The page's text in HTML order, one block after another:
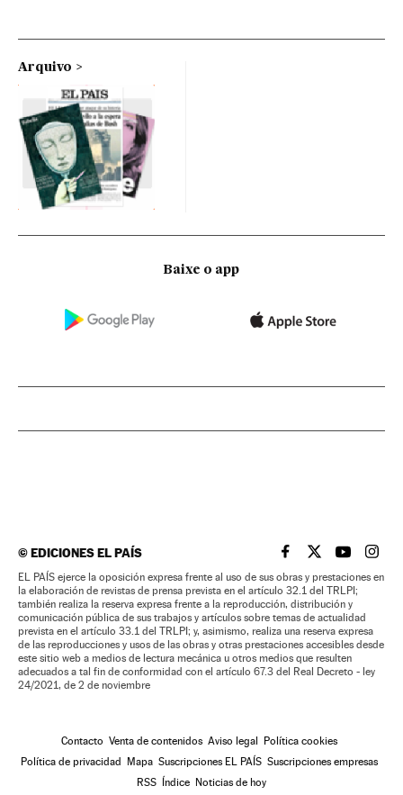
Arquivo
Baixe o app
©EDICIONES EL PAÍS EL PAÍS BRASIL EN
EL PAÍSEL PAÍS
EL
EL PAÍS ejerce la oposición expresa frente al uso de sus obras y prestaciones en
la elaboración de revistas de prensa prevista en el artículo 32.1 del TRLPI;
también realiza la reserva expresa frente a la reproducción, distribución y
comunicación pública de sus trabajos y artículos sobre temas de actualidad
prevista en el artículo 33.1 del TRLPI; y, asimismo, realiza una reserva expresa
de las reproducciones y usos de las obras y otras prestaciones accesibles desde
este sitio web a medios de lectura mecánica u otros medios que resulten
adecuados a tal fin de conformidad con el artículo 67.3 del Real Decreto - ley
24/2021, de 2 de noviembre
Contacto Venta de contenidos Aviso legal Política cookies
Política de privacidad Mapa Suscripciones EL PAÍS Suscripciones empresas
RSS Índice Noticias de hoy